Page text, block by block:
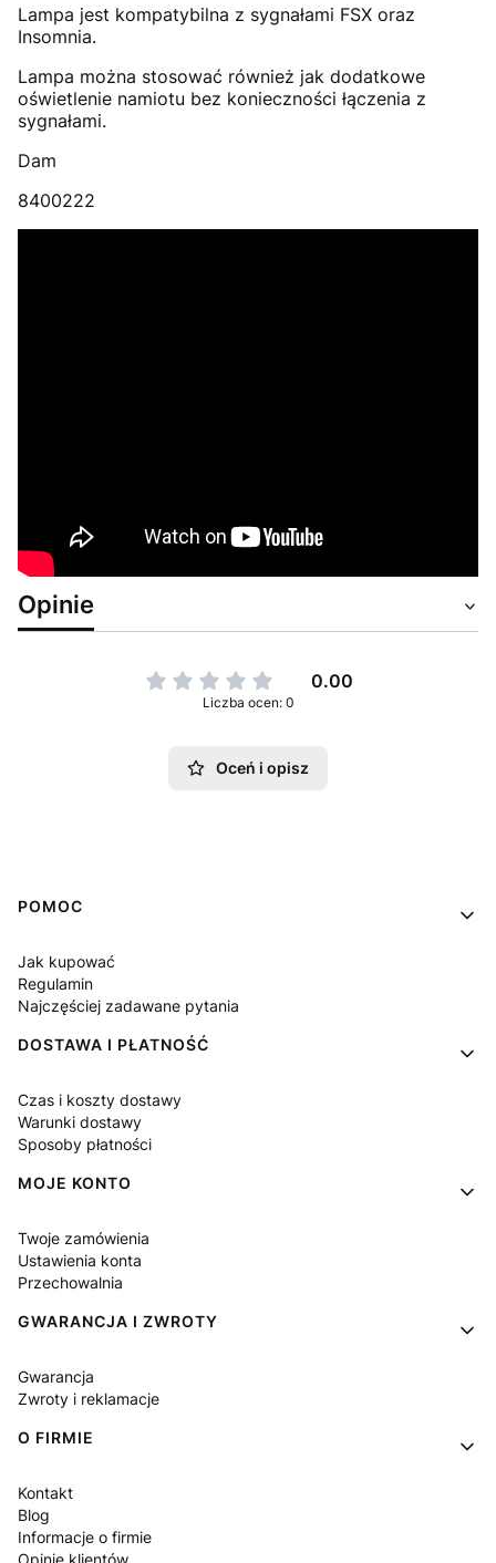
Lampa jest kompatybilna z sygnałami FSX oraz
Insomnia.
Lampa można stosować również jak dodatkowe
oświetlenie namiotu bez konieczności łączenia z
sygnałami.
Dam
8400222
Opinie
0.00
Liczba ocen: 0
Oceń i opisz
Linki w stopce
POMOC
Jak kupować
Regulamin
Najczęściej zadawane pytania
DOSTAWA I PŁATNOŚĆ
Czas i koszty dostawy
Warunki dostawy
Sposoby płatności
MOJE KONTO
Twoje zamówienia
Ustawienia konta
Przechowalnia
GWARANCJA I ZWROTY
Gwarancja
Zwroty i reklamacje
O FIRMIE
Kontakt
Blog
Informacje o firmie